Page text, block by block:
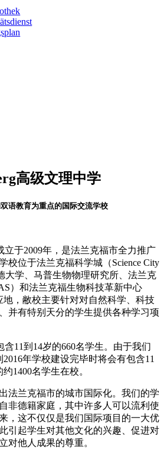
高级文理中学
语教育为重点的国际交流学校
立于2009年，是法兰克福市全力推广
校位于法兰克福科学城（Science City
大学、马普生物物理研究所、法兰克
）和法兰克福生物科技革新中心
地，敝校主要针对对自然科学、科技
并有特别天分的学生提供各种学习项
含11到14岁的660名学生。由于我们
年学校建设完毕时将会有包含11
1400名学生在校。
法兰克福市的城市国际化。我们的学
非德籍家庭，其中许多人可以流利使
，这不仅仅是我们国际项目的一大优
引起学生对其他文化的兴趣、促进对
对他人成果的尊重。